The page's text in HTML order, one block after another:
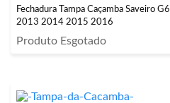
Fechadura Tampa Caçamba Saveiro G6
2013 2014 2015 2016
Produto Esgotado